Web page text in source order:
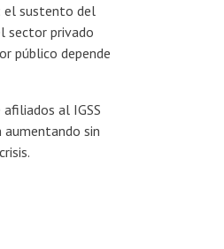
el sustento del
sector privado
público depende
al IGSS
sin